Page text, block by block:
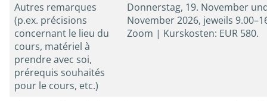
Autres remarques
(p.ex. précisions
concernant le lieu du
cours, matériel à
prendre avec soi,
prérequis souhaités
pour le cours, etc.)
Donnerstag, 19. November
November 2026, jeweils
Zoom | Kurskosten: EUR 580.